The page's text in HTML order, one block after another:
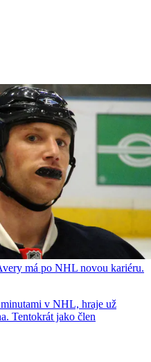
má po NHL novou kariéru.
v NHL, hraje už
Tentokrát jako člen